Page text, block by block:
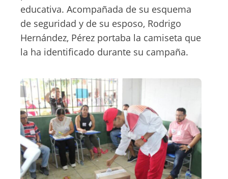
educativa. Acompañada de su esquema
de seguridad y de su esposo, Rodrigo
Hernández, Pérez portaba la camiseta que
la ha identificado durante su campaña.